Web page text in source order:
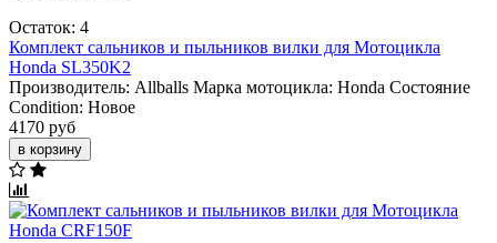
Остаток: 4
Комплект сальников и пыльников вилки для Мотоцикла
Honda SL350K2
Производитель: Allballs Марка мотоцикла: Honda Состояние
Condition: Новое
4170 руб
в корзину